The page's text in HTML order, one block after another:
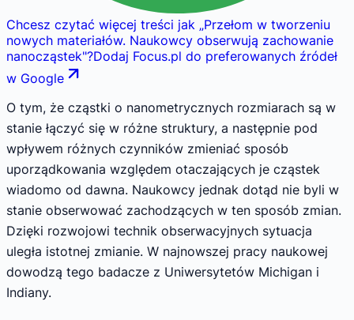
Chcesz czytać więcej treści jak „Przełom w tworzeniu
nowych materiałów. Naukowcy obserwują zachowanie
nanocząstek"?Dodaj Focus.pl do preferowanych źródeł
w Google
O tym, że cząstki o nanometrycznych rozmiarach są w
stanie łączyć się w różne struktury, a następnie pod
wpływem różnych czynników zmieniać sposób
uporządkowania względem otaczających je cząstek
wiadomo od dawna. Naukowcy jednak dotąd nie byli w
stanie obserwować zachodzących w ten sposób zmian.
Dzięki rozwojowi technik obserwacyjnych sytuacja
uległa istotnej zmianie. W najnowszej pracy naukowej
dowodzą tego badacze z Uniwersytetów Michigan i
Indiany.